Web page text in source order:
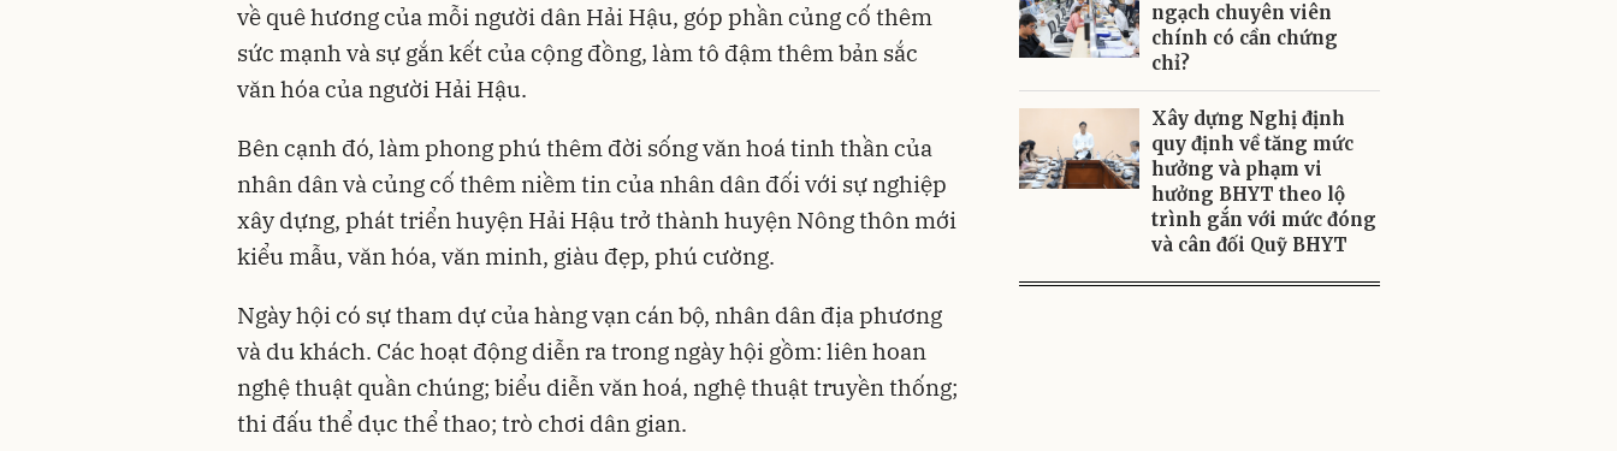
về quê hương của mỗi người dân Hải Hậu, góp phần củng cố thêm
sức mạnh và sự gắn kết của cộng đồng, làm tô đậm thêm bản sắc
văn hóa của người Hải Hậu.
Bên cạnh đó, làm phong phú thêm đời sống văn hoá tinh thần của
nhân dân và củng cố thêm niềm tin của nhân dân đối với sự nghiệp
xây dựng, phát triển huyện Hải Hậu trở thành huyện Nông thôn mới
kiểu mẫu, văn hóa, văn minh, giàu đẹp, phú cường.
Ngày hội có sự tham dự của hàng vạn cán bộ, nhân dân địa phương
và du khách. Các hoạt động diễn ra trong ngày hội gồm: liên hoan
nghệ thuật quần chúng; biểu diễn văn hoá, nghệ thuật truyền thống;
thi đấu thể dục thể thao; trò chơi dân gian.
ngạch chuyên viên
chính có cần chứng
chỉ?
Xây dựng Nghị định
quy định về tăng mức
hưởng và phạm vi
hưởng BHYT theo lộ
trình gắn với mức đóng
và cân đối Quỹ BHYT